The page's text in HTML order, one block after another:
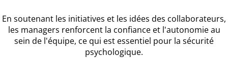
En soutenant les initiatives et les idées des collaborateurs,
les managers renforcent la confiance et l'autonomie au
sein de l'équipe, ce qui est essentiel pour la sécurité
psychologique.